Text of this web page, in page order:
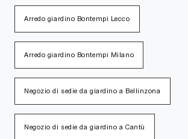
Arredo giardino Bontempi Lecco
Arredo giardino Bontempi Milano
Negozio di sedie da giardino a Bellinzona
Negozio di sedie da giardino a Cantù